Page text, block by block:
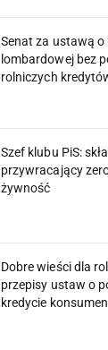
Senat za ustawą o
lombardowej bez
rolniczych
Szef klubu PiS:
przywracający
żywność
Dobre wieści dla
przepisy ustaw o
kredycie